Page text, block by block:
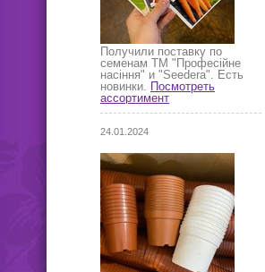
Получили поставку по
семенам ТМ "Професійне
насіння" и "Seedera". Есть
новинки. Посмотреть
ассортимент
24.01.2024